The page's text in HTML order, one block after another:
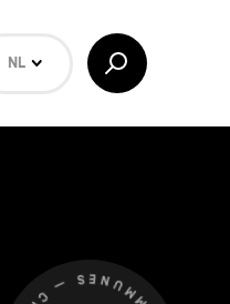
NL
FR
Toggle
Search